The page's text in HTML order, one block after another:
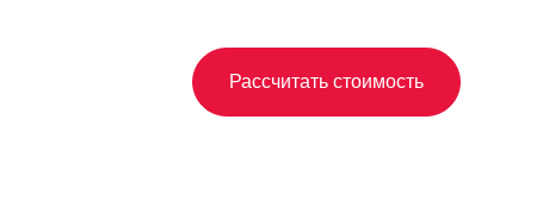
Рассчитать стоимость